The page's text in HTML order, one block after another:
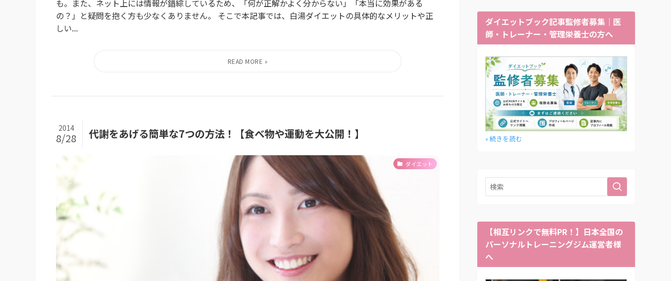
も。また、ネット上には情報が錯綜しているため、「何が正解かよく分からない」「本当に効果がある
の？」と疑問を抱く方も少なくありません。 そこで本記事では、白湯ダイエットの具体的なメリットや正
しい...
代謝をあげる簡単な7つの方法！【食べ物や運動を大公開！】
2014
8/28
ダイエット
ダイエットブック記事監修者募集｜医
師・トレーナー・管理栄養士の方へ
» 続きを読む
【相互リンクで無料PR！】日本全国の
パーソナルトレーニングジム運営者様
へ